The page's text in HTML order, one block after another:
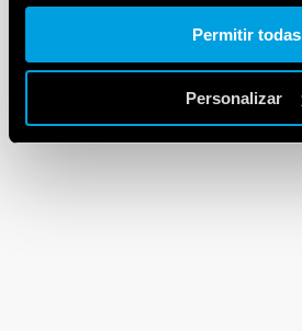
Cookie policy.
Permitir todas
Personalizar